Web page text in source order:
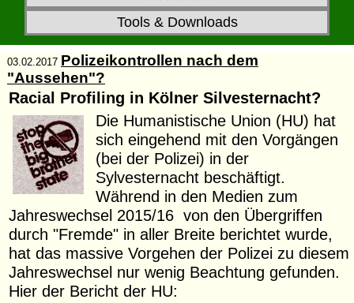
Tools & Downloads
03.02.2017 Polizeikontrollen nach dem
"Aussehen"?
Racial Profiling in Kölner Silvesternacht?
Die Humanistische Union (HU) hat
sich eingehend mit den Vorgängen
(bei der Polizei) in der
Sylvesternacht beschäftigt.
Während in den Medien zum
Jahreswechsel 2015/16 von den Übergriffen
durch "Fremde" in aller Breite berichtet wurde,
hat das massive Vorgehen der Polizei zu diesem
Jahreswechsel nur wenig Beachtung gefunden.
Hier der Bericht der HU: